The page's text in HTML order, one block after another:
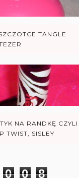
TANGLE
NA RANDKĘ CZYLI
TWIST, SISLEY
0 0 8